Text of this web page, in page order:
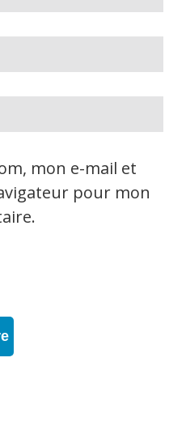
mon e-mail et
pour mon